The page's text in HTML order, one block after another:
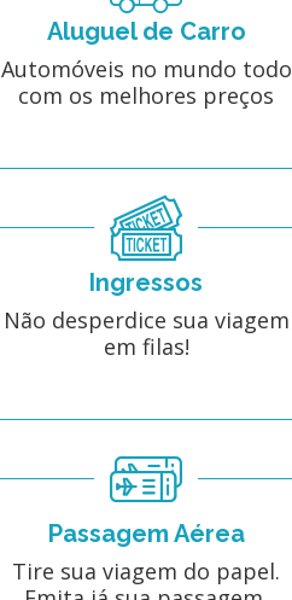
Aluguel de Carro
Automóveis no mundo todo
com os melhores preços
Ingressos
Não desperdice sua viagem
em filas!
Passagem Aérea
Tire sua viagem do papel.